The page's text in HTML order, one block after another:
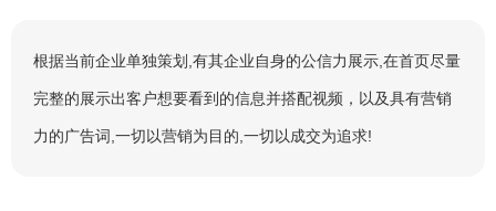
根据当前企业单独策划,有其企业自身的公信力展示,在首页尽量
完整的展示出客户想要看到的信息并搭配视频，以及具有营销
力的广告词,一切以营销为目的,一切以成交为追求!